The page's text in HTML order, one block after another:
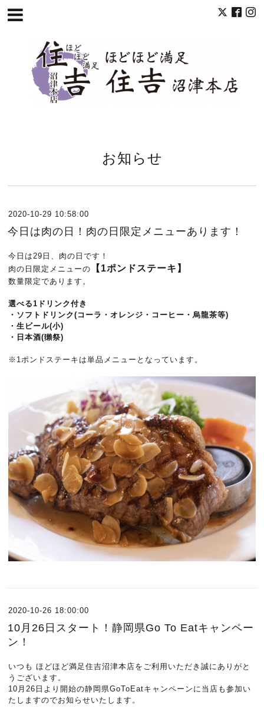
お知らせ
2020-10-29 10:58:00
今日は肉の日！肉の日限定メニューあります！
今日は29日、肉の日です！
肉の日限定メニューの
【1ポンドステーキ】
数量限定であります。
選べる1ドリンク付き
・ソフトドリンク(コーラ・オレンジ・コーヒー・烏龍茶等)
・生ビール(小)
・日本酒(獺祭)
※1ポンドステーキは単品メニューとなっています。
2020-10-26 18:00:00
10月26日スタート！静岡県Go To Eatキャンペー
ン！
いつも ほどほど満足住吉沼津本店をご利用いただき誠にありがと
うございます。
10月26日より開始の静岡県GoToEatキャンペーンに当店も参加い
たしますのでお知らせいたします。